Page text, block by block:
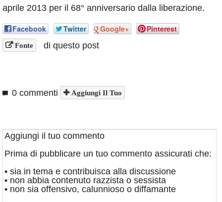
aprile 2013 per il 68° anniversario dalla liberazione.
Facebook Twitter Google+ Pinterest
Fonte di questo post
0 commenti Aggiungi Il Tuo
Aggiungi il tuo commento
Prima di pubblicare un tuo commento assicurati che:
• sia in tema e contribuisca alla discussione
• non abbia contenuto razzista o sessista
• non sia offensivo, calunnioso o diffamante